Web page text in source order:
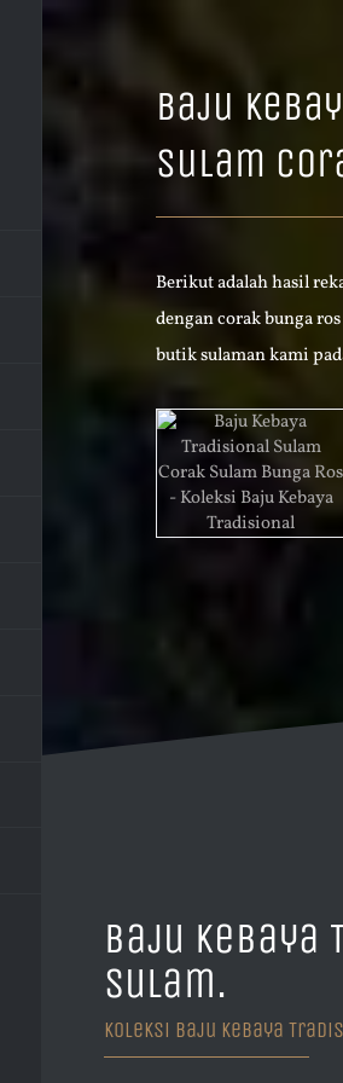
Baju
Sulam
Berikut adalah hasil
dengan corak bunga
butik sulaman kami
Baju Kebaya
Sulam.
Koleksi Baju Kebaya